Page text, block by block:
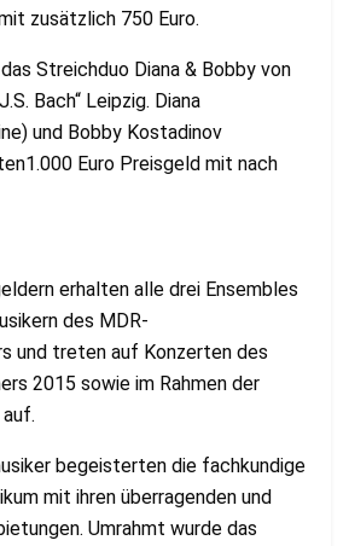
zusätzlich 750 Euro.
Streichduo Diana & Bobby von
Bach“ Leipzig. Diana
und Bobby Kostadinov
Euro Preisgeld mit nach
erhalten alle drei Ensembles
des MDR-
und treten auf Konzerten des
2015 sowie im Rahmen der
begeisterten die fachkundige
mit ihren überragenden und
Umrahmt wurde das